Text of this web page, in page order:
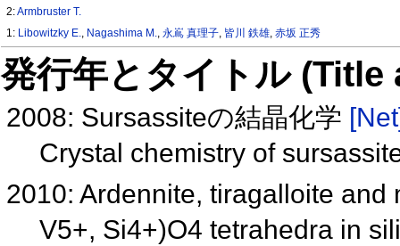
2:Armbruster T.
1: Libowitzky E., Nagashima M.,永嶌 真理子, 皆川 鉄雄,赤坂 正秀
発行年とタイトル
2008: Sursassiteの結晶化学
Crystal chemistry of
2010: Ardennite, tiragalloite
V5+, Si4+)O4 tetrahedra in